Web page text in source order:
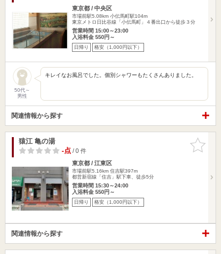
東京都 / 中央区
市場前駅5.08km 小伝馬町駅104m
東京メトロ日比谷線「小伝馬町」４番出口から徒歩３分
営業時間 15:00～23:00
入浴料金 550円～
日帰り 格安（1,000円以下）
50代～
男性
キレイなお風呂でした。個別シャワーもたくさんありました。
関連情報から探す
お気に入
りに追加
猿江 亀の湯
-点/ 0 件
東京都 / 江東区
市場前駅5.16km 住吉駅397m
都営新宿線「住吉」駅下車、徒歩5分
営業時間 15:30～24:00
入浴料金 550円～
日帰り 格安（1,000円以下）
関連情報から探す